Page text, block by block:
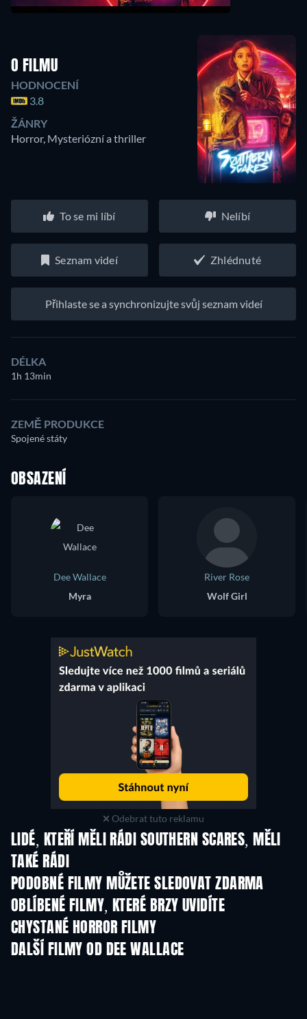
O FILMU
HODNOCENÍ
3.8
ŽÁNRY
Horror, Mysteriózní a thriller
To se mi líbí Nelíbí
Seznam videí Zhlédnuté
Přihlaste se a synchronizujte svůj seznam videí
DÉLKA
1h 13min
ZEMĚ PRODUKCE
Spojené státy
OBSAZENÍ
Dee Wallace
Myra
River Rose
Wolf Girl
Odebrat tuto reklamu
LIDÉ, KTEŘÍ MĚLI RÁDI SOUTHERN SCARES, MĚLI
TAKÉ RÁDI
PODOBNÉ FILMY MŮŽETE SLEDOVAT ZDARMA
OBLÍBENÉ FILMY, KTERÉ BRZY UVIDÍTE
CHYSTANÉ HORROR FILMY
DALŠÍ FILMY OD DEE WALLACE